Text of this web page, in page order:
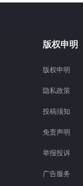
版权申明
版权申明
隐私政策
投稿须知
免责声明
举报投诉
广告服务